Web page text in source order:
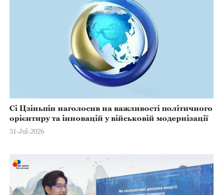
Сі Цзіньпін наголосив на важливості політичного
орієнтиру та інновацій у військовій модернізації
31-Jul-2026